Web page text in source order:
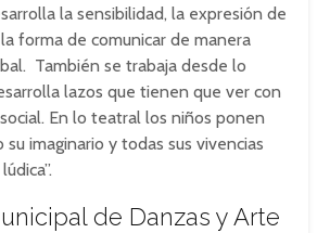
la sensibilidad, la expresión de
forma de comunicar de manera
También se trabaja desde lo
lazos que tienen que ver con
En lo teatral los niños ponen
imaginario y todas sus vivencias
de Danzas y Arte